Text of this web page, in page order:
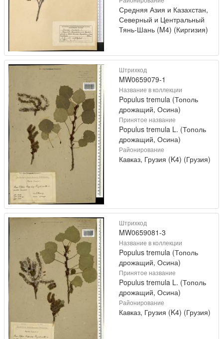
Средняя Азия и Казахстан,
Северный и Центральный
Тянь-Шань (M4) (Киргизия)
Штрихкод
MW0659079-1
Название в коллекции
Populus tremula (Тополь
дрожащий, Осина)
Принятое название
Populus tremula L. (Тополь
дрожащий, Осина)
Районирование
Кавказ, Грузия (K4) (Грузия)
Штрихкод
MW0659081-3
Название в коллекции
Populus tremula (Тополь
дрожащий, Осина)
Принятое название
Populus tremula L. (Тополь
дрожащий, Осина)
Районирование
Кавказ, Грузия (K4) (Грузия)